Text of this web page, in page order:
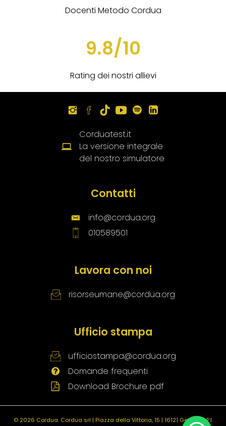
Docenti Metodo Cordua
9.8/10
Rating dei nostri allievi
Corduatest.it
La versione integrale
del nostro simulatore
Contatti
info@cordua.org
010589501
Lavora con noi
risorseumane@cordua.org
Ufficio stampa
ufficiostampa@cordua.org
Domande frequenti
Download Brochure pdf
© 2026 Cordua. Cordua srl | Piazza della Vittoria, 15 | 16121 Genova | P.I.